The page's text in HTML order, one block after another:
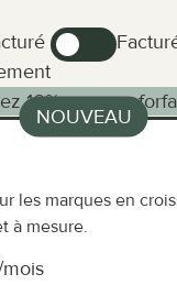
d'installation ni de
16% avec un
NOUVEAU
les marques en
à mesure.